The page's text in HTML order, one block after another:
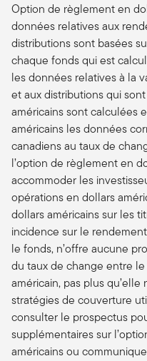
Option de règlement en
données relatives aux
distributions sont basées
chaque fonds qui est
les données relatives à la
et aux distributions qui
américains sont calculées
américains les données
canadiens au taux de
l’option de règlement en
accommoder les
opérations en dollars
dollars américains sur les
incidence sur le
le fonds, n’offre aucune
du taux de change entre
américain, pas plus
stratégies de couverture
consulter le prospectus
supplémentaires sur
américains ou